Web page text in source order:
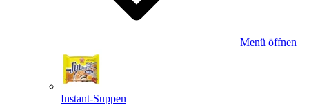
Menü öffnen
Instant-Suppen